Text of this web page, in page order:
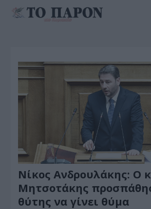
Νίκος Ανδρουλάκης: Ο
Μητσοτάκης
θύτης να γίνει θύμα